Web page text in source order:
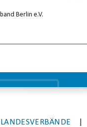
Berlin e.V.
LANDESVERBÄNDE